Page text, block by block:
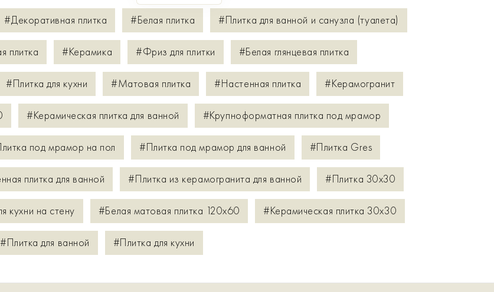
#Декоративная плитка #Белая плитка #Плитка для ванной и санузла (туалета)
плитка #Керамика #Фриз для плитки #Белая глянцевая плитка
#Плитка для кухни #Матовая плитка #Настенная плитка #Керамогранит
#Керамическая плитка для ванной #Крупноформатная плитка под мрамор
под мрамор на пол #Плитка под мрамор для ванной #Плитка Gres
плитка для ванной #Плитка из керамогранита для ванной #Плитка 30x30
кухни на стену #Белая матовая плитка 120x60 #Керамическая плитка 30x30
#Плитка для ванной #Плитка для кухни